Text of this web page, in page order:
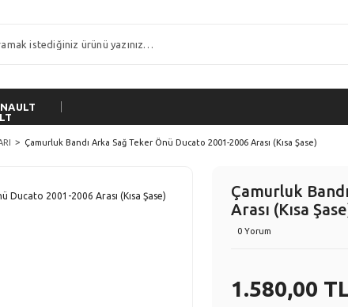
Çamurluk Bandı Arka Sağ Teker Önü Ducato 2001-2006 Arası (Kısa Şase)
Çamurluk
Arası (Kısa
0 Yorum
1.580,00